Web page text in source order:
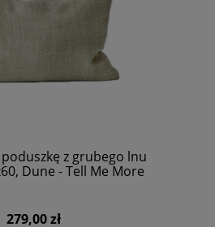
z grubego lnu
Dune - Tell Me More
279,00 zł